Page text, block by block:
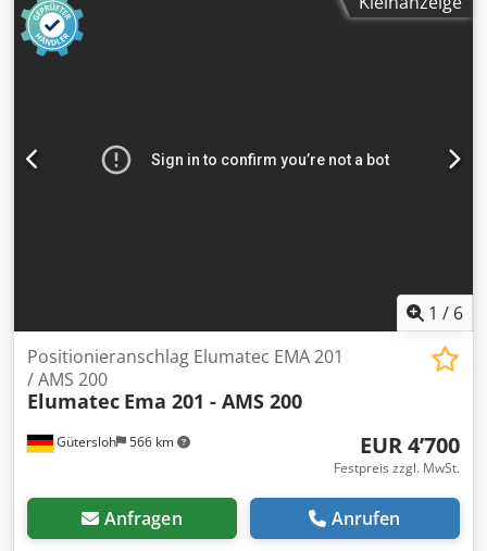
1 / 6
Gütersloh 566 km
Positionieranschlag Elumatec EMA 201
/ AMS 200
Elumatec Ema 201 - AMS 200
EUR 4’700
Festpreis zzgl. MwSt.
Anfragen Anrufen